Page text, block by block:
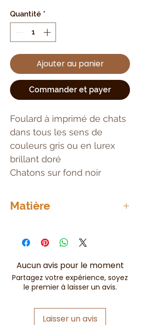
Quantité *
Ajouter au panier
Commander et payer
Foulard à imprimé de chats
dans tous les sens de
couleurs gris ou en lurex
brillant doré
Chatons sur fond noir
Matière
Aucun avis pour le moment
Partagez votre expérience, soyez
le premier à laisser un avis.
Laisser un avis